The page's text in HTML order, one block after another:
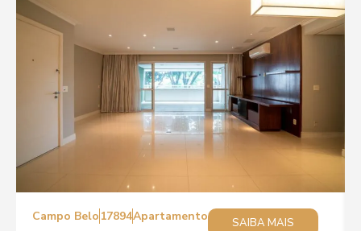
Campo Belo 17894Apartamento
SAIBA MAIS